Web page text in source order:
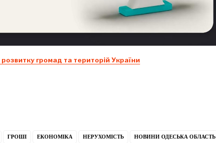
розвитку громад та територій України
ГРОШІ ЕКОНОМІКА НЕРУХОМІСТЬ НОВИНИ ОДЕСЬКА ОБЛАСТЬ